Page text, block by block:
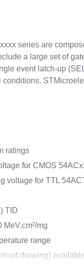
series are
a large set of
event latch-up
conditions.
ratings
for CMOS
voltage for TTL
TID
MeV.cm²/mg
range
drawing)